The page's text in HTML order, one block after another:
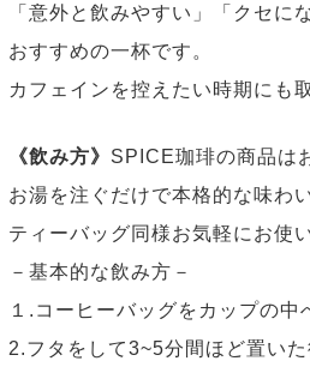
「意外と飲みやすい」「クセに
おすすめの一杯です。
カフェインを控えたい時期にも
《飲み方》 SPICE珈琲の商品は
お湯を注ぐだけで本格的な味わ
ティーバッグ同様お気軽にお使
－基本的な飲み方－
１.コーヒーバッグをカップの
2.フタをして3~5分間ほど置い